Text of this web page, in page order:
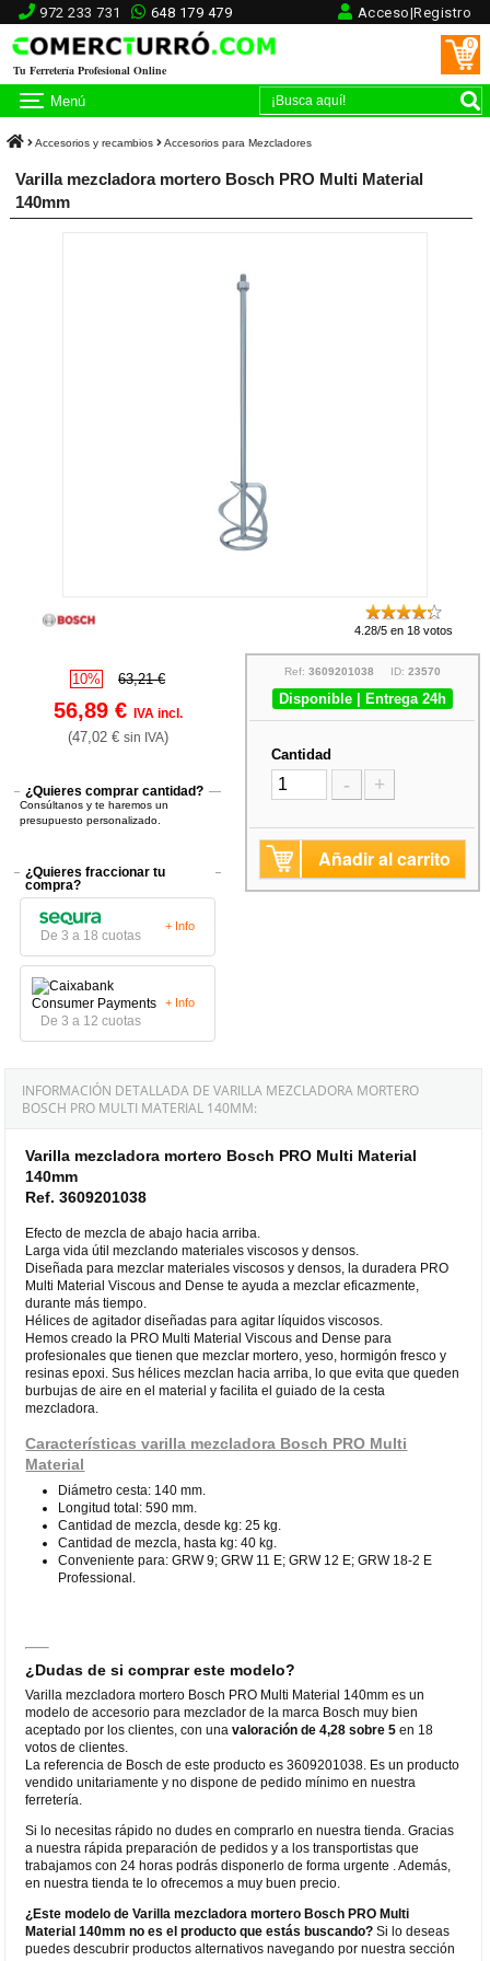
972 233 731 648 179 479 Acceso|Registro
Tu Ferretería Profesional Online
0
Menú
Accesorios y recambios Accesorios para Mezcladores
Varilla mezcladora mortero Bosch PRO Multi Material
140mm
4.28/5 en 18 votos
10% 63,21 €
56,89 € IVA incl.
(47,02 € sin IVA)
¿Quieres comprar cantidad?
Consúltanos y te haremos un
presupuesto personalizado.
¿Quieres fraccionar tu
compra?
De 3 a 18 cuotas
+ Info
De 3 a 12 cuotas
+ Info
Ref: 3609201038 ID: 23570
Disponible | Entrega 24h
Cantidad
- +
Añadir al carrito
INFORMACIÓN DETALLADA DE VARILLA MEZCLADORA MORTERO
BOSCH PRO MULTI MATERIAL 140MM:
Varilla mezcladora mortero Bosch PRO Multi Material
140mm
Ref. 3609201038
Efecto de mezcla de abajo hacia arriba.
Larga vida útil mezclando materiales viscosos y densos.
Diseñada para mezclar materiales viscosos y densos, la duradera PRO
Multi Material Viscous and Dense te ayuda a mezclar eficazmente,
durante más tiempo.
Hélices de agitador diseñadas para agitar líquidos viscosos.
Hemos creado la PRO Multi Material Viscous and Dense para
profesionales que tienen que mezclar mortero, yeso, hormigón fresco y
resinas epoxi. Sus hélices mezclan hacia arriba, lo que evita que queden
burbujas de aire en el material y facilita el guiado de la cesta
mezcladora.
Características varilla mezcladora Bosch PRO Multi
Material
Diámetro cesta: 140 mm.
Longitud total: 590 mm.
Cantidad de mezcla, desde kg: 25 kg.
Cantidad de mezcla, hasta kg: 40 kg.
Conveniente para: GRW 9; GRW 11 E; GRW 12 E; GRW 18-2 E
Professional.
¿Dudas de si comprar este modelo?
Varilla mezcladora mortero Bosch PRO Multi Material 140mm es un
modelo de accesorio para mezclador de la marca Bosch muy bien
aceptado por los clientes, con unavaloración de 4,28 sobre 5 en 18
votos de clientes.
La referencia de Bosch de este producto es 3609201038. Es un producto
vendido unitariamente y no dispone de pedido mínimo en nuestra
ferretería.
Si lo necesitas rápido no dudes en comprarlo en nuestra tienda. Gracias
a nuestra rápida preparación de pedidos y a los transportistas que
trabajamos con 24 horas podrás disponerlo de forma urgente . Además,
en nuestra tienda te lo ofrecemos a muy buen precio.
¿Este modelo de Varilla mezcladora mortero Bosch PRO Multi
Material 140mm no es el producto que estás buscando? Si lo deseas
puedes descubrir productos alternativos navegando por nuestra sección